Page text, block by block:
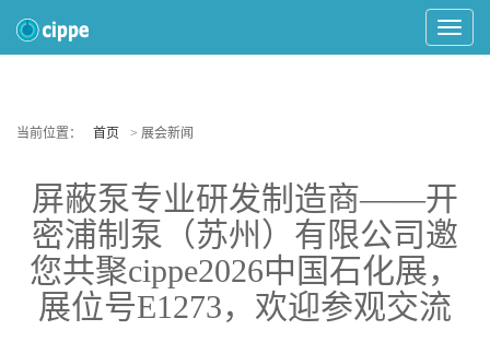
Toggle
当前位置： 首页 > 展会新闻
屏蔽泵专业研发制造商——开
密浦制泵（苏州）有限公司邀
您共聚cippe2026中国石化展，
展位号E1273，欢迎参观交流